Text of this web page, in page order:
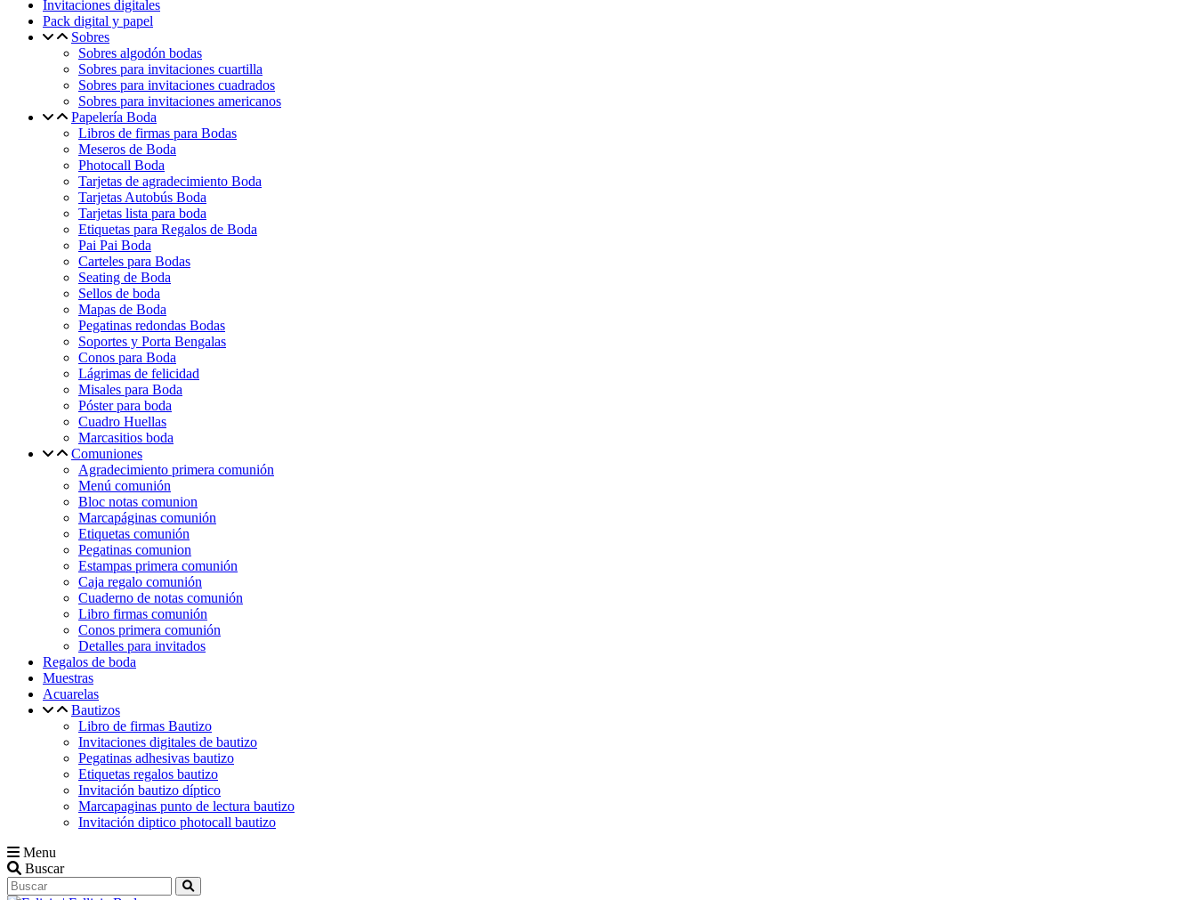
Invitaciones digitales
Pack digital y papel
Sobres
Sobres algodón bodas
Sobres para invitaciones cuartilla
Sobres para invitaciones cuadrados
Sobres para invitaciones americanos
Papelería Boda
Libros de firmas para Bodas
Meseros de Boda
Photocall Boda
Tarjetas de agradecimiento Boda
Tarjetas Autobús Boda
Tarjetas lista para boda
Etiquetas para Regalos de Boda
Pai Pai Boda
Carteles para Bodas
Seating de Boda
Sellos de boda
Mapas de Boda
Pegatinas redondas Bodas
Soportes y Porta Bengalas
Conos para Boda
Lágrimas de felicidad
Misales para Boda
Póster para boda
Cuadro Huellas
Marcasitios boda
Comuniones
Agradecimiento primera comunión
Menú comunión
Bloc notas comunion
Marcapáginas comunión
Etiquetas comunión
Pegatinas comunion
Estampas primera comunión
Caja regalo comunión
Cuaderno de notas comunión
Libro firmas comunión
Conos primera comunión
Detalles para invitados
Regalos de boda
Muestras
Acuarelas
Bautizos
Libro de firmas Bautizo
Invitaciones digitales de bautizo
Pegatinas adhesivas bautizo
Etiquetas regalos bautizo
Invitación bautizo díptico
Marcapaginas punto de lectura bautizo
Invitación diptico photocall bautizo
Menu
Buscar